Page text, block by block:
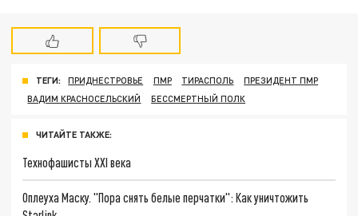
ТЕГИ: ПРИДНЕСТРОВЬЕ ПМР ТИРАСПОЛЬ
ПРЕЗИДЕНТ ПМР
ВАДИМ КРАСНОСЕЛЬСКИЙ
БЕССМЕРТНЫЙ ПОЛК
ЧИТАЙТЕ ТАКЖЕ:
Технофашисты XXI века
Оплеуха Маску. "Пора снять белые перчатки": Как уничтожить